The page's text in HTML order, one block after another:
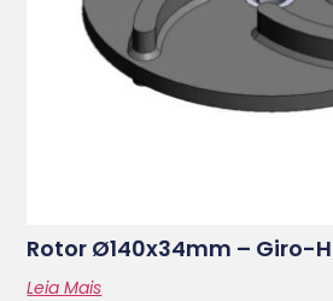
Rotor Ø140x34mm – Giro-
Leia Mais